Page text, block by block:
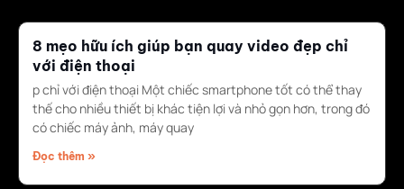
8 mẹo hữu ích giúp bạn quay video đẹp chỉ
với điện thoại
p chỉ với điện thoại Một chiếc smartphone tốt có thể thay
thế cho nhiều thiết bị khác tiện lợi và nhỏ gọn hơn, trong đó
có chiếc máy ảnh, máy quay
Đọc thêm »